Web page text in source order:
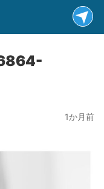
1か月前